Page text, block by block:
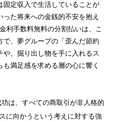
固定収入で生活していることが
た将来への金銭的不安を抱え
利手数料無料の分割払いは、こ
、夢グループの「歪んだ節約
、掘り出し物を手に入れるス
満足感を求める層の心に響く
は、すべての商取引が非人格的
に向かうという考えに対する強